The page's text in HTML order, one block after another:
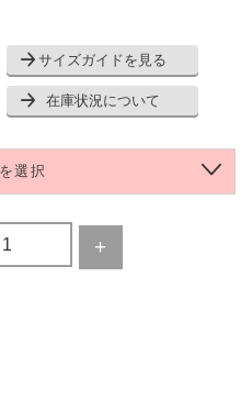
サイズガイドを見る
在庫状況について
選択